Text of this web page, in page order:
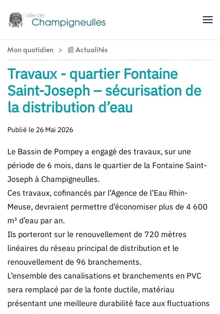
Accéder au contenu principal
Mon quotidien 📰 Actualités
Travaux - quartier Fontaine
Saint-Joseph – sécurisation de
la distribution d’eau
Publié le 26 Mai 2026
Le Bassin de Pompey a engagé des travaux, sur une
période de 6 mois, dans le quartier de la Fontaine Saint-
Joseph à Champigneulles.
Ces travaux, cofinancés par l’Agence de l’Eau Rhin-
Meuse, devraient permettre d’économiser plus de 4 600
m³ d’eau par an.
Ils porteront sur le renouvellement de 720 mètres
linéaires du réseau principal de distribution et le
renouvellement de 96 branchements.
L’ensemble des canalisations et branchements en PVC
sera remplacé par de la fonte ductile, matériau
présentant une meilleure durabilité face aux fluctuations